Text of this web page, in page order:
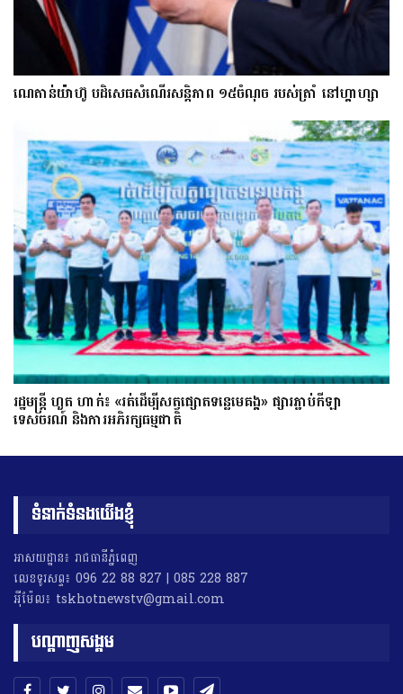
ណេតាន់យ៉ាហ៊ូ បដិសេធសំណើរសន្តិភាព ១៥ចំណុច របស់ត្រាំ នៅហ្គាហ្សា
រដ្ឋមន្ត្រី ហួត ហាក់៖ «រត់ដើម្បីសត្វផ្សោតទន្លេមេគង្គ» ផ្សារភ្ជាប់កីឡា
ទេសចរណ៍ និងការអភិរក្សធម្មជាតិ
ទំនាក់ទំនងយើងខ្ញុំ
អាសយដ្ឋាន៖ រាជធានីភ្នំពេញ
លេខទូរសព្ទ៖ 096 22 88 827 | 085 228 887
អុីម៉ែល៖ tskhotnewstv@gmail.com
បណ្តាញសង្គម